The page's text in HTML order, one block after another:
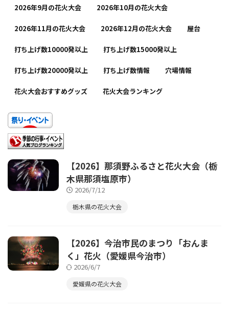
2026年9月の花火大会 2026年10月の花火大会
2026年11月の花火大会 2026年12月の花火大会 屋台
打ち上げ数10000発以上 打ち上げ数15000発以上
打ち上げ数20000発以上 打ち上げ数情報 穴場情報
花火大会おすすめグッズ 花火大会ランキング
【2026】那須野ふるさと花火大会（栃
木県那須塩原市）
2026/7/12
栃木県の花火大会
【2026】今治市民のまつり「おんま
く」花火（愛媛県今治市）
2026/6/7
愛媛県の花火大会